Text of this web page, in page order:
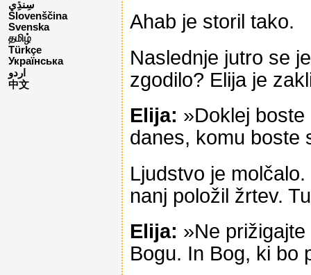
Slovenščina
Svenska
தமிழ்
Türkçe
Українська
اردو
中文
Ahab je storil tako.
Naslednje jutro se
zgodilo? Elija je
Elija: »Doklej
danes, komu boste
Ljudstvo je
nanj položil žrtev.
Elija: »Ne
Bogu. In Bog, ki bo